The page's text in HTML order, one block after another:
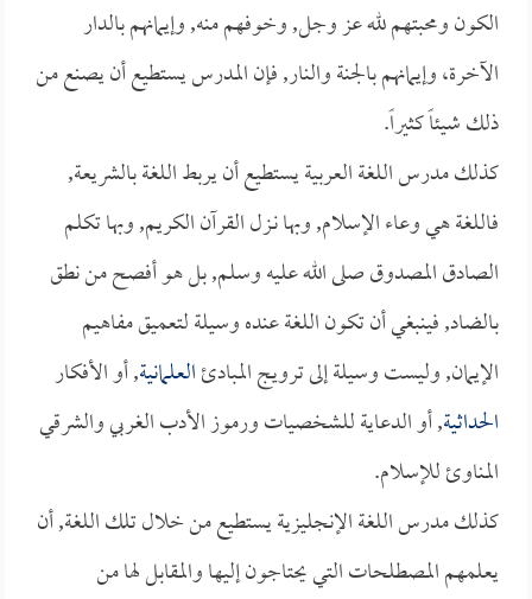
الكون ومحبتهم لله عز وجل, وخوفهم منه, وإيمانهم بالدار
الآخرة، وإيمانهم بالجنة والنار, فإن المدرس يستطيع أن يصنع من
ذلك شيئاً كثيراً.
كذلك مدرس اللغة العربية يستطيع أن يربط اللغة بالشريعة,
فاللغة هي وعاء الإسلام, وبها نـزل القرآن الكريم, وبها تكلم
الصادق المصدوق صلى الله عليه وسلم, بل هو أفصح من نطق
بالضاد, فينبغي أن تكون اللغة عنده وسيلة لتعميق مفاهيم
الإيمان, وليست وسيلة إلى ترويج المبادئالعلمانية, أو الأفكار
الحداثية, أو الدعاية للشخصيات ورموز الأدب الغربي والشرقي
المناوئ للإسلام.
كذلك مدرس اللغة الإنجليزية يستطيع من خلال تلك اللغة, أن
يعلمهم المصطلحات التي يحتاجون إليها والمقابل لها من